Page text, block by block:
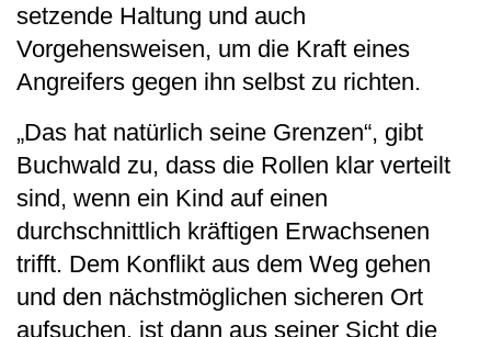
setzende Haltung und auch
Vorgehensweisen, um die Kraft eines
Angreifers gegen ihn selbst zu richten.
„Das hat natürlich seine Grenzen“, gibt
Buchwald zu, dass die Rollen klar verteilt
sind, wenn ein Kind auf einen
durchschnittlich kräftigen Erwachsenen
trifft. Dem Konflikt aus dem Weg gehen
und den nächstmöglichen sicheren Ort
aufsuchen, ist dann aus seiner Sicht die